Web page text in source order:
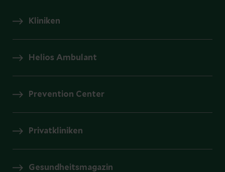
Kliniken
Helios Ambulant
Prevention Center
Privatkliniken
Gesundheitsmagazin